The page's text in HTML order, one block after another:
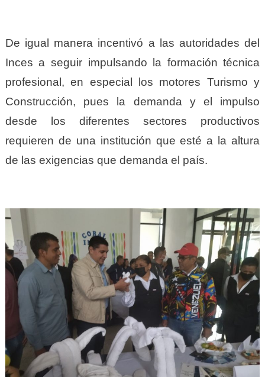
De igual manera incentivó a las autoridades del
Inces a seguir impulsando la formación técnica
profesional, en especial los motores Turismo y
Construcción, pues la demanda y el impulso
desde los diferentes sectores productivos
requieren de una institución que esté a la altura
de las exigencias que demanda el país.